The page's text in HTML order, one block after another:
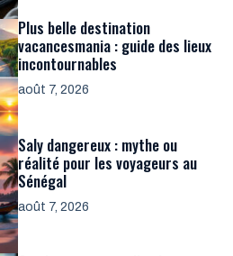
Plus belle destination
vacancesmania : guide des lieux
incontournables
août 7, 2026
Saly dangereux : mythe ou
réalité pour les voyageurs au
Sénégal
août 7, 2026